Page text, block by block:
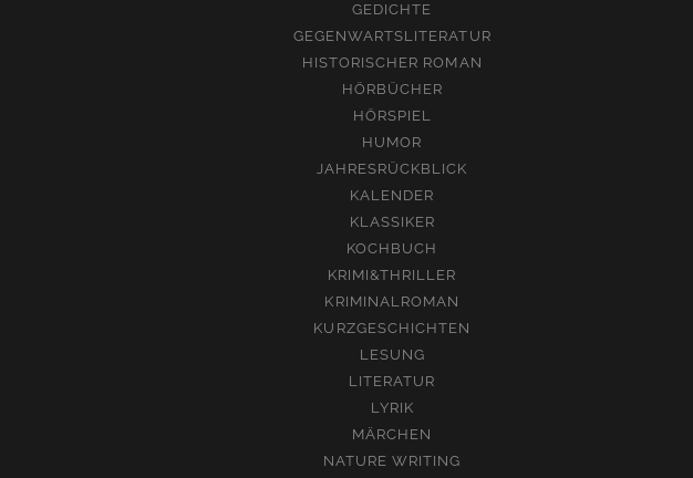
GEDICHTE
GEGENWARTSLITERATUR
HISTORISCHER ROMAN
HÖRBÜCHER
HÖRSPIEL
HUMOR
JAHRESRÜCKBLICK
KALENDER
KLASSIKER
KOCHBUCH
KRIMI&THRILLER
KRIMINALROMAN
KURZGESCHICHTEN
LESUNG
LITERATUR
LYRIK
MÄRCHEN
NATURE WRITING